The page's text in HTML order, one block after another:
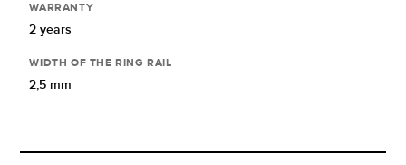
WARRANTY
2 years
WIDTH OF THE RING RAIL
2,5 mm